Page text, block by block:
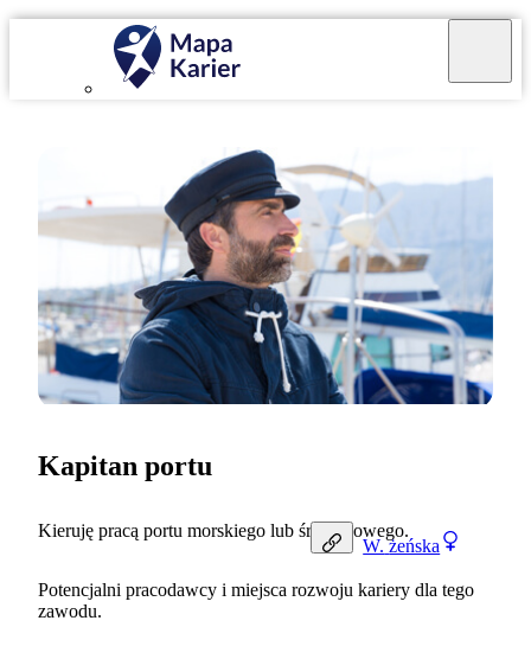
W. żeńska
Kapitan portu
Kieruję pracą portu morskiego lub śródlądowego.
Potencjalni pracodawcy i miejsca rozwoju kariery dla tego
zawodu.